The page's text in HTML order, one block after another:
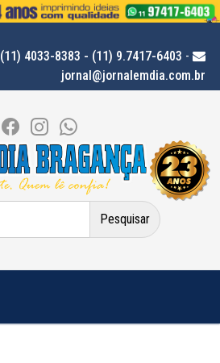
(11) 4033-8383 - (11) 9.7417-6403 -
jornal@jornalemdia.com.br